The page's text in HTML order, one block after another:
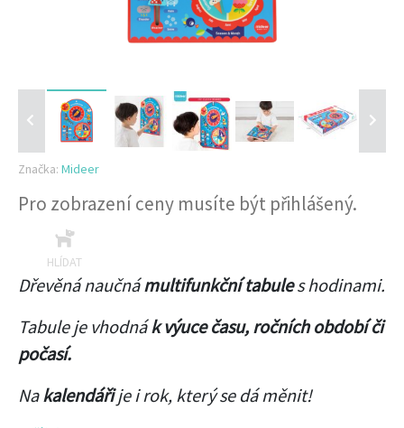
Značka: Mideer
Pro zobrazení ceny musíte být přihlášený.
HLÍDAT
Dřevěná naučnámultifunkční tabules hodinami.
Tabule je vhodnák výuce času, ročních období či
počasí.
Nakalendářije i rok, který se dá měnit!